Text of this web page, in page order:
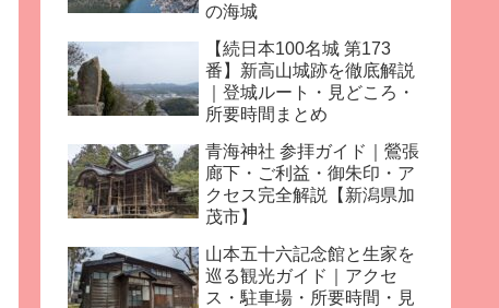
の海城
【続日本100名城 第173
番】新高山城跡を徹底解説
｜登城ルート・見どころ・
所要時間まとめ
青海神社 参拝ガイド｜鶯張
廊下・ご利益・御朱印・ア
クセス完全解説【新潟県加
茂市】
山本五十六記念館と生家を
巡る観光ガイド｜アクセ
ス・駐車場・所要時間・見